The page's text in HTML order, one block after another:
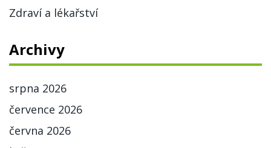
Zdraví a lékařství
Archivy
srpna 2026
července 2026
června 2026